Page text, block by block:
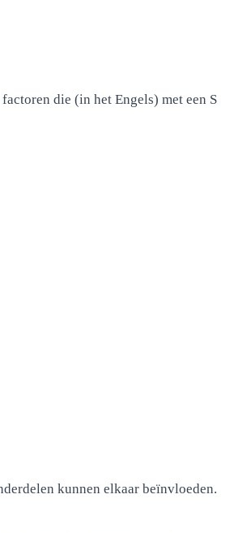
die (in het Engels) met een S
kunnen elkaar beïnvloeden.